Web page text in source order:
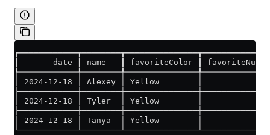
┃       date ┃ name   ┃ favoriteColor ┃
│ 2024-12-18 │ Alexey │ Yellow        │
│ 2024-12-18 │ Tyler  │ Yellow        │
│ 2024-12-18 │ Tanya  │ Yellow        │